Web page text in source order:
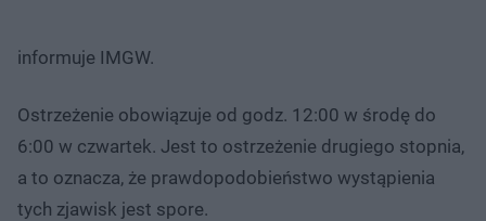
informuje IMGW.
Ostrzeżenie obowiązuje od godz. 12:00 w środę do
6:00 w czwartek. Jest to ostrzeżenie drugiego stopnia,
a to oznacza, że prawdopodobieństwo wystąpienia
tych zjawisk jest spore.